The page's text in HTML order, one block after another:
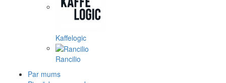
Kaffelogic
Rancilio
Par mums